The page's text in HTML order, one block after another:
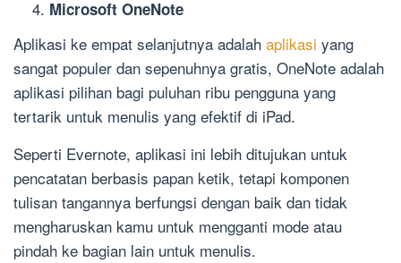
Microsoft OneNote
Aplikasi ke empat selanjutnya adalah aplikasi yang
sangat populer dan sepenuhnya gratis, OneNote adalah
aplikasi pilihan bagi puluhan ribu pengguna yang
tertarik untuk menulis yang efektif di iPad.
Seperti Evernote, aplikasi ini lebih ditujukan untuk
pencatatan berbasis papan ketik, tetapi komponen
tulisan tangannya berfungsi dengan baik dan tidak
mengharuskan kamu untuk mengganti mode atau
pindah ke bagian lain untuk menulis.